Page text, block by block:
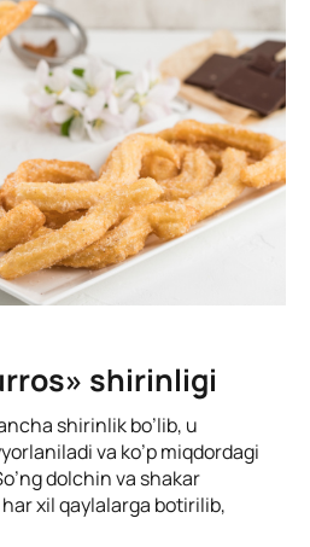
shirinligi
shirinlik bo’lib, u
va ko’p miqdordagi
dolchin va shakar
xil qaylalarga botirilib,